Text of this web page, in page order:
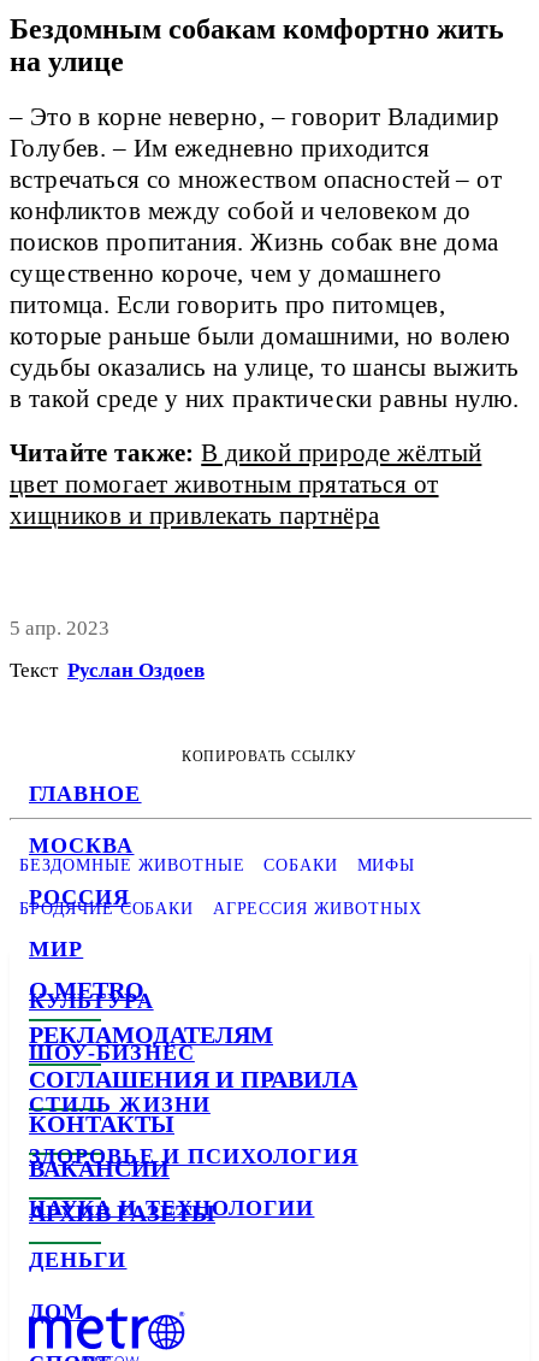
ГЛАВНОЕ
МОСКВА
РОССИЯ
МИР
КУЛЬТУРА
ШОУ-БИЗНЕС
СТИЛЬ ЖИЗНИ
ЗДОРОВЬЕ И ПСИХОЛОГИЯ
НАУКА И ТЕХНОЛОГИИ
ДЕНЬГИ
ДОМ
Бездомным собакам комфортно жить
на улице
– Это в корне неверно, – говорит Владимир
Голубев. – Им ежедневно приходится
встречаться со множеством опасностей – от
конфликтов между собой и человеком до
поисков пропитания. Жизнь собак вне дома
существенно короче, чем у домашнего
питомца. Если говорить про питомцев,
которые раньше были домашними, но волею
судьбы оказались на улице, то шансы выжить
в такой среде у них практически равны нулю.
Читайте также: В дикой природе жёлтый
цвет помогает животным прятаться от
хищников и привлекать партнёра
5 апр. 2023
Текст Руслан Оздоев
КОПИРОВАТЬ ССЫЛКУ
БЕЗДОМНЫЕ ЖИВОТНЫЕ СОБАКИ МИФЫ
БРОДЯЧИЕ СОБАКИ АГРЕССИЯ ЖИВОТНЫХ
О METRO
РЕКЛАМОДАТЕЛЯМ
СОГЛАШЕНИЯ И ПРАВИЛА
КОНТАКТЫ
ВАКАНСИИ
АРХИВ ГАЗЕТЫ